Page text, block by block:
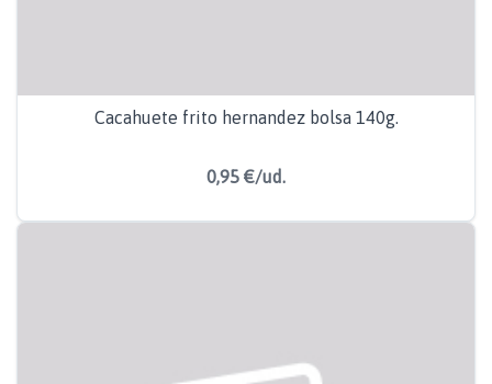
Cacahuete frito hernandez bolsa 140g.
0,95 €/ud.